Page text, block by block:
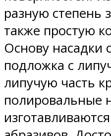
разную степень
также простую
Основу насадки
подложка с
липучую часть
полировальные